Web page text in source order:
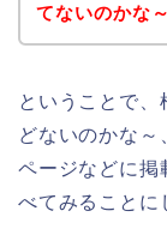
てないのかな
ということで、
どないのかな～
ページなどに掲
べてみることに